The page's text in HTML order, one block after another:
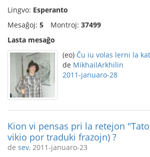
Lingvo: Esperanto
Mesaĝoj: 5 Montroj: 37499
Lasta mesaĝo
(eo) Ĉu iu volas lerni la
de MikhailArkhilin
2011-januaro-28
Kion vi pensas pri la retejon
vikio por traduki frazojn) ?
de sev, 2011-januaro-23